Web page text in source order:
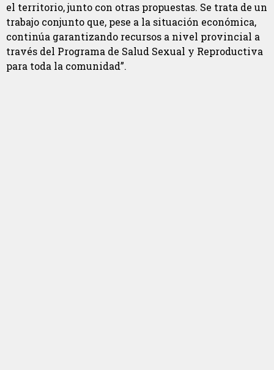
el territorio, junto con otras propuestas. Se trata de un
trabajo conjunto que, pese a la situación económica,
continúa garantizando recursos a nivel provincial a
través del Programa de Salud Sexual y Reproductiva
para toda la comunidad”.